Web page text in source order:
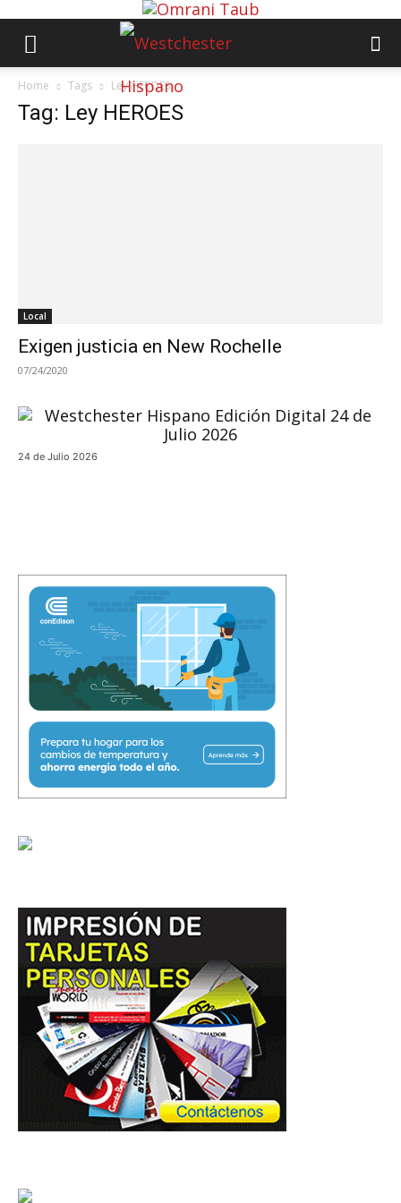
Home Tags Ley HEROES
Tag: Ley HEROES
Local
Exigen justicia en New Rochelle
07/24/2020
24 de Julio 2026